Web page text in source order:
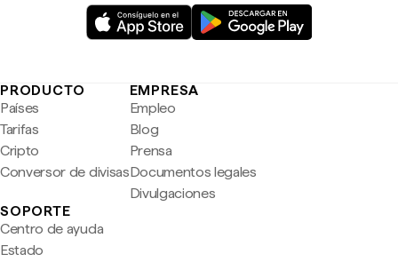
PRODUCTO
Países
Tarifas
Cripto
Conversor de divisas
EMPRESA
Empleo
Blog
Prensa
Documentos legales
Divulgaciones
SOPORTE
Centro de ayuda
Estado